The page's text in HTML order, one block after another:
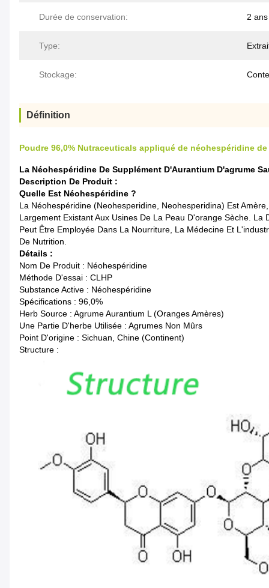
Durée de conservation: 2 ans
Type:
Stockage:
Définition
Poudre 96,0% Nutraceuticals appliqué de néohespéridine
La Néohespéridine De Supplément D'Aurantium D'agrume
Description De Produit :
Quelle Est Néohespéridine ?
La Néohespéridine (Neohesperidine, Neohesperidina) Est
Largement Existant Aux Usines De La Peau D'orange Sèche.
Peut Être Employée Dans La Nourriture, La Médecine Et
De Nutrition.
Détails :
Nom De Produit : Néohespéridine
Méthode D'essai : CLHP
Substance Active : Néohespéridine
Spécifications : 96,0%
Herb Source : Agrume Aurantium L (oranges Amères)
Une Partie D'herbe Utilisée : Agrumes Non Mûrs
Point D'origine : Sichuan, Chine (continent)
Structure :